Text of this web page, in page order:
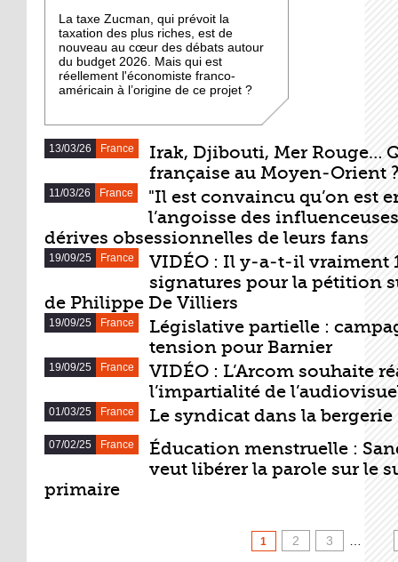
La taxe Zucman, qui prévoit la
taxation des plus riches, est de
nouveau au cœur des débats autour
du budget 2026. Mais qui est
réellement l'économiste franco-
américain à l’origine de ce projet ?
DERNIERS ARTICLES
13/03/26 France
Irak, Djibouti, Mer Rouge…
française au Moyen-Orient ?
11/03/26 France
"Il est convaincu qu’on est
l’angoisse des
dérives obsessionnelles de leurs fans
19/09/25 France
VIDÉO : Il y-a-t-il vraiment
signatures pour la pétition
de Philippe De Villiers
19/09/25 France
Législative partielle :
tension pour Barnier
19/09/25 France
VIDÉO : L’Arcom souhaite
l’impartialité de
01/03/25 France Le syndicat dans la bergerie
07/02/25 France
Éducation menstruelle :
veut libérer la parole sur le
primaire
1 2 3